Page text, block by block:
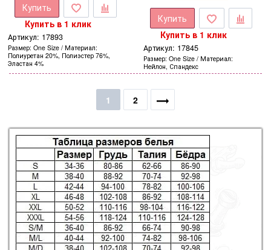
Купить
Купить в 1 клик
Артикул: 17893
Размер One Size
Материал
Полиуретан 20%, Полиэстер 76%,
Эластан 4%
Купить
Купить в 1 клик
Артикул: 17845
Размер One Size
Материал
Нейлон, Спандекс
1 2